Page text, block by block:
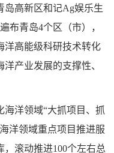
岛高新区和记Ag娱乐生
布青岛4个区（市），
洋高能级科研技术转化
产业发展的支撑性、
洋领域“大抓项目、抓
洋领域重点项目推进服
滚动推进100个左右总